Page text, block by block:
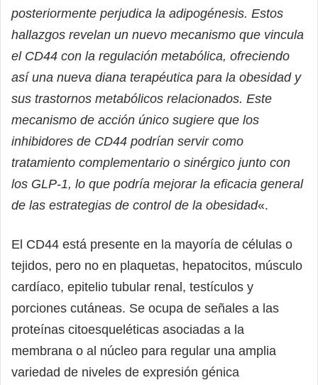
posteriormente perjudica la adipogénesis. Estos
hallazgos revelan un nuevo mecanismo que vincula
el CD44 con la regulación metabólica, ofreciendo
así una nueva diana terapéutica para la obesidad y
sus trastornos metabólicos relacionados. Este
mecanismo de acción único sugiere que los
inhibidores de CD44 podrían servir como
tratamiento complementario o sinérgico junto con
los GLP-1, lo que podría mejorar la eficacia general
de las estrategias de control de la obesidad«.
El CD44 está presente en la mayoría de células o
tejidos, pero no en plaquetas, hepatocitos, músculo
cardíaco, epitelio tubular renal, testículos y
porciones cutáneas. Se ocupa de señales a las
proteínas citoesqueléticas asociadas a la
membrana o al núcleo para regular una amplia
variedad de niveles de expresión génica